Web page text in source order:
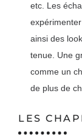
etc. Les
ainsi des
tenue. Une
comme un
de plus de
LES